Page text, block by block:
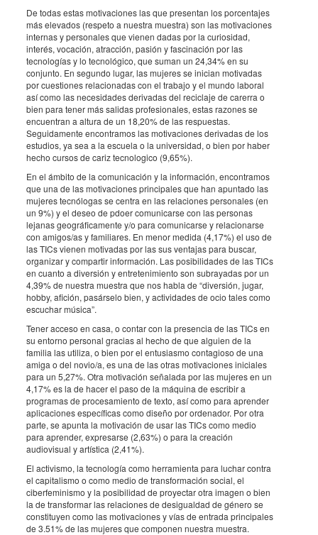
De todas estas motivaciones las que presentan los porcentajes
más elevados (respeto a nuestra muestra) son las motivaciones
internas y personales que vienen dadas por la curiosidad,
interés, vocación, atracción, pasión y fascinación por las
tecnologías y lo tecnológico, que suman un 24,34% en su
conjunto. En segundo lugar, las mujeres se inician motivadas
por cuestiones relacionadas con el trabajo y el mundo laboral
así como las necesidades derivadas del reciclaje de carerra o
bien para tener más salidas profesionales, estas razones se
encuentran a altura de un 18,20% de las respuestas.
Seguidamente encontramos las motivaciones derivadas de los
estudios, ya sea a la escuela o la universidad, o bien por haber
hecho cursos de cariz tecnologico (9,65%).
En el ámbito de la comunicación y la información, encontramos
que una de las motivaciones principales que han apuntado las
mujeres tecnólogas se centra en las relaciones personales (en
un 9%) y el deseo de pdoer comunicarse con las personas
lejanas geográficamente y/o para comunicarse y relacionarse
con amigos/as y familiares. En menor medida (4,17%) el uso de
las TICs vienen motivadas por las sus ventajas para buscar,
organizar y compartir información. Las posibilidades de las TICs
en cuanto a diversión y entretenimiento son subrayadas por un
4,39% de nuestra muestra que nos habla de “diversión, jugar,
hobby, afición, pasárselo bien, y actividades de ocio tales como
escuchar música”.
Tener acceso en casa, o contar con la presencia de las TICs en
su entorno personal gracias al hecho de que alguien de la
familia las utiliza, o bien por el entusiasmo contagioso de una
amiga o del novio/a, es una de las otras motivaciones iniciales
para un 5,27%. Otra motivación señalada por las mujeres en un
4,17% es la de hacer el paso de la máquina de escribir a
programas de procesamiento de texto, así como para aprender
aplicaciones específicas como diseño por ordenador. Por otra
parte, se apunta la motivación de usar las TICs como medio
para aprender, expresarse (2,63%) o para la creación
audiovisual y artística (2,41%).
El activismo, la tecnología como herramienta para luchar contra
el capitalismo o como medio de transformación social, el
ciberfeminismo y la posibilidad de proyectar otra imagen o bien
la de transformar las relaciones de desigualdad de género se
constituyen como las motivaciones y vías de entrada principales
de 3.51% de las mujeres que componen nuestra muestra.